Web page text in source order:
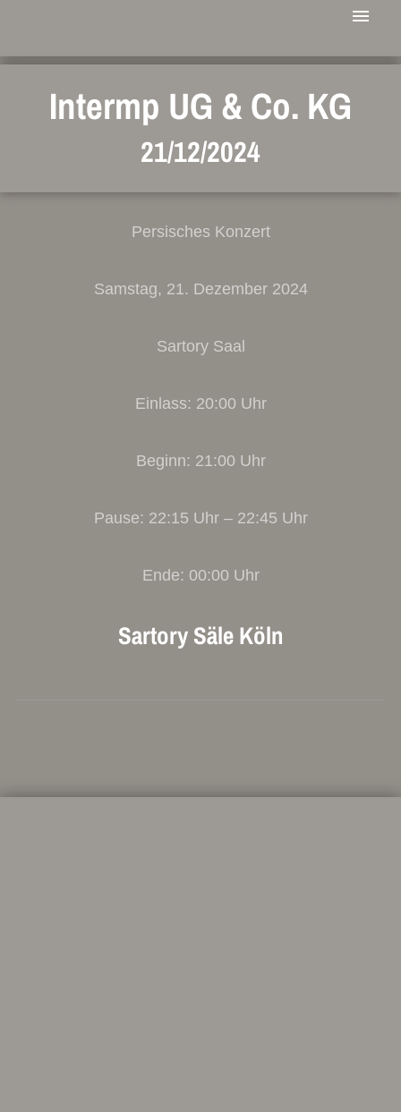
Intermp UG & Co. KG
21/12/2024
Persisches Konzert
Samstag, 21. Dezember 2024
Sartory Saal
Einlass: 20:00 Uhr
Beginn: 21:00 Uhr
Pause: 22:15 Uhr – 22:45 Uhr
Ende: 00:00 Uhr
Sartory Säle Köln